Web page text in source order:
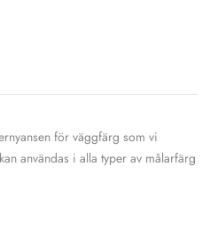
för väggfärg som vi
användas i alla typer av målarfärg